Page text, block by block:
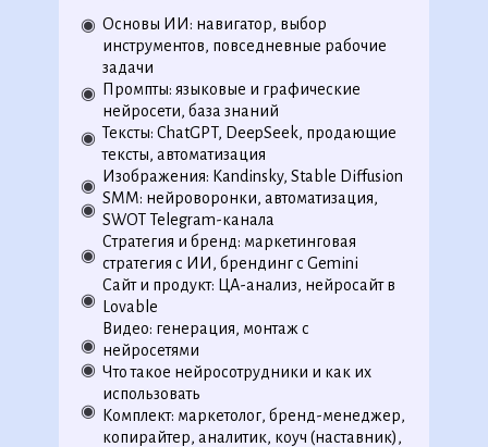
Основы ИИ: навигатор, выбор
инструментов, повседневные рабочие
задачи
Промпты: языковые и графические
нейросети, база знаний
Тексты: ChatGPT, DeepSeek, продающие
тексты, автоматизация
Изображения: Kandinsky, Stable Diffusion
SMM: нейроворонки, автоматизация,
SWOT Telegram-канала
Стратегия и бренд: маркетинговая
стратегия с ИИ, брендинг с Gemini
Сайт и продукт: ЦА-анализ, нейросайт в
Lovable
Видео: генерация, монтаж с
нейросетями
Что такое нейросотрудники и как их
использовать
Комплект: маркетолог, бренд-менеджер,
копирайтер, аналитик, коуч (наставник),
◉
◉
◉
◉
◉
◉
◉
◉
◉
◉
◉
◉
◉
◉
◉
◉
◉
◉
◉
◉
◉
◉
◉